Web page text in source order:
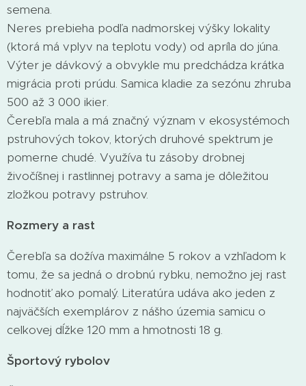
semena.
Neres prebieha podľa nadmorskej výšky lokality
(ktorá má vplyv na teplotu vody) od apríla do júna.
Výter je dávkový a obvykle mu predchádza krátka
migrácia proti prúdu. Samica kladie za sezónu zhruba
500 až 3 000 ikier.
Čerebľa mala a má značný význam v ekosystémoch
pstruhových tokov, ktorých druhové spektrum je
pomerne chudé. Využíva tu zásoby drobnej
živočíšnej i rastlinnej potravy a sama je dôležitou
zložkou potravy pstruhov.
Rozmery a rast
Čerebľa sa dožíva maximálne 5 rokov a vzhľadom k
tomu, že sa jedná o drobnú rybku, nemožno jej rast
hodnotiť ako pomalý. Literatúra udáva ako jeden z
najväčších exemplárov z nášho územia samicu o
celkovej dĺžke 120 mm a hmotnosti 18 g.
Športový rybolov